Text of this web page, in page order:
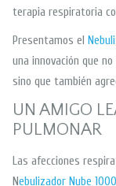
terapia respiratoria
Presentamos el
una innovación que
sino que también
UN AMIGO
PULMONAR
Las afecciones
Nebulizador Nube